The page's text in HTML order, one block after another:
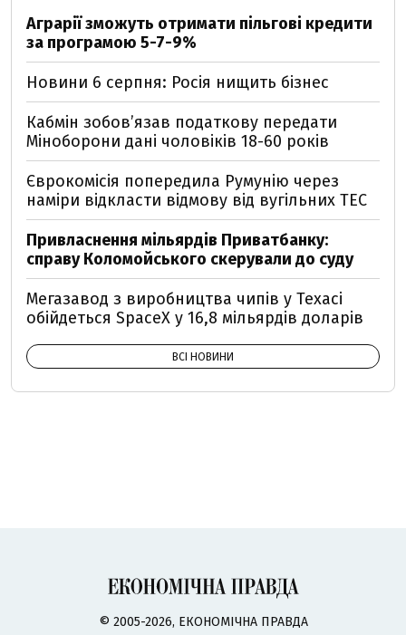
Аграрії зможуть отримати пільгові кредити
за програмою 5-7-9%
Новини 6 серпня: Росія нищить бізнес
Кабмін зобовʼязав податкову передати
Міноборони дані чоловіків 18-60 років
Єврокомісія попередила Румунію через
наміри відкласти відмову від вугільних ТЕС
Привласнення мільярдів Приватбанку:
справу Коломойського скерували до суду
Мегазавод з виробництва чипів у Техасі
обійдеться SpaceX у 16,8 мільярдів доларів
ВСІ НОВИНИ
© 2005-2026, ЕКОНОМІЧНА ПРАВДА